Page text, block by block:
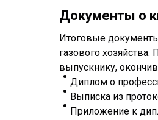
Документы о
Итоговые
газового
выпускнику,
Диплом о
Выписка из
Приложение к